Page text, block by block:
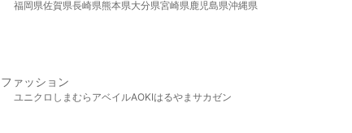
福岡県佐賀県長崎県熊本県大分県宮崎県鹿児島県沖縄県
ファッション
ユニクロ しまむら アベイルAOKIはるやま サカゼン